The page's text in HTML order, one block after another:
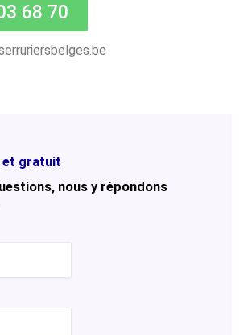
68 70
et gratuit
nous y répondons